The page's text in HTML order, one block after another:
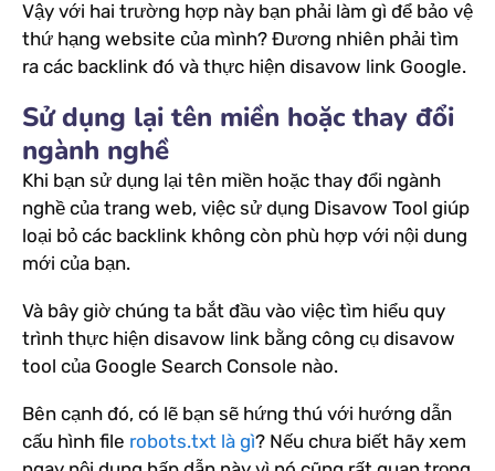
Vậy với hai trường hợp này bạn phải làm gì để bảo vệ
thứ hạng website của mình? Đương nhiên phải tìm
ra các backlink đó và thực hiện disavow link Google.
Sử dụng lại tên miền hoặc thay đổi
ngành nghề
Khi bạn sử dụng lại tên miền hoặc thay đổi ngành
nghề của trang web, việc sử dụng Disavow Tool giúp
loại bỏ các backlink không còn phù hợp với nội dung
mới của bạn.
Và bây giờ chúng ta bắt đầu vào việc tìm hiểu quy
trình thực hiện disavow link bằng công cụ disavow
tool của Google Search Console nào.
Bên cạnh đó, có lẽ bạn sẽ hứng thú với hướng dẫn
cấu hình file robots.txt là gì? Nếu chưa biết hãy xem